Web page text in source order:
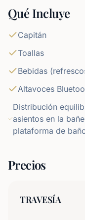
Qué Incluye
Capitán
Toallas
Bebidas
Altavoces
Distribución
asientos en la
plataforma de
Precios
TRAVESÍA